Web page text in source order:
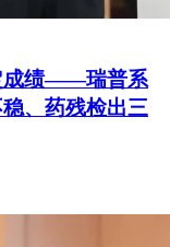
成绩——瑞普系
、药残检出三